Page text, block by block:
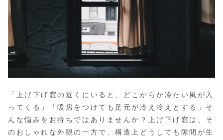
「上げ下げ窓の近くにいると、どこからか冷たい風が入
ってくる」「暖房をつけても足元が冷え冷えとする」そ
んな悩みをお持ちではありませんか？上げ下げ窓は、そ
のおしゃれな外観の一方で、構造上どうしても隙間が生